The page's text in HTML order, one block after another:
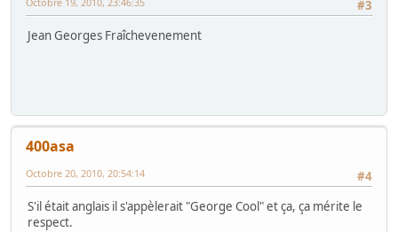
#3
Jean Georges Fraîchevenement
400asa
#4
Octobre 20, 2010, 20:54:14
S'il était anglais il s'appèlerait "George Cool" et ça, ça mérite le
respect.